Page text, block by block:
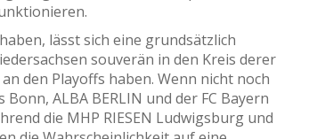
lässt sich eine grundsätzlich
souverän in den Kreis derer
den Playoffs haben. Wenn nicht noch
ALBA BERLIN und der FC Bayern
die MHP RIESEN Ludwigsburg und